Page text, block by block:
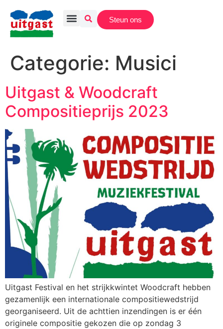
Steun ons
Categorie: Musici
Uitgast & Woodcraft
Compositieprijs 2023
Uitgast Festival en het strijkkwintet Woodcraft hebben
gezamenlijk een internationale compositiewedstrijd
georganiseerd. Uit de achttien inzendingen is er één
originele compositie gekozen die op zondag 3